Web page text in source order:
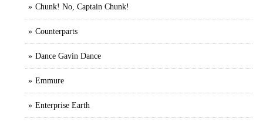
Chunk! No, Captain Chunk!
Counterparts
Dance Gavin Dance
Emmure
Enterprise Earth